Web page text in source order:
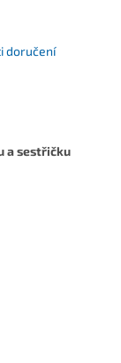
doručení
a sestřičku